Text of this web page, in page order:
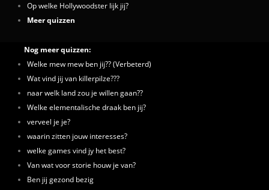
Op welke Hollywoodster lijk jij?
Meer quizzen
Nog meer quizzen:
Welke mew mew ben jij?? (Verbeterd)
Wat vind jij van killerpilze???
naar welk land zou je willen gaan??
Welke elementalische draak ben jij?
verveel je je?
waarin zitten jouw interesses?
welke games vind jy het best?
Van wat voor storie houw je van?
Ben jij gezond bezig